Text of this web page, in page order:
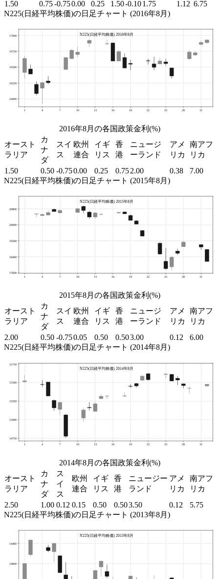
1.50 0.75-0.750.00 0.25 1.50-0.101.75 1.12 6.75
N225(日経平均株価)の日足チャート (2016年8月)
2016年8月の各国政策金利(%)
オースト
ラリア
カ
ナ
ダ
スイ
ス
欧州
連合
イギ
リス
香
港
ニュージ
ーランド
アメ
リカ
南アフ
リカ
1.50
0.50 -0.750.00 0.25 0.752.00 0.38
7.00
N225(日経平均株価)の日足チャート (2015年8月)
2015年8月の各国政策金利(%)
オースト
ラリア
カ
ナ
ダ
スイ
ス
欧州
連合
イギ
リス
香
港
ニュージ
ーランド
アメ
リカ
南アフ
リカ
2.00
0.50 -0.750.05 0.50 0.503.00 0.12
6.00
N225(日経平均株価)の日足チャート (2014年8月)
2014年8月の各国政策金利(%)
オースト
ラリア
カ
ナ
ダ
ス
イ
ス
欧州
連合
イギ
リス
香
港
ニュージー
ランド
アメ
リカ
南アフ
リカ
2.50
1.00 0.12 0.15 0.50 0.503.50 0.12
5.75
N225(日経平均株価)の日足チャート (2013年8月)